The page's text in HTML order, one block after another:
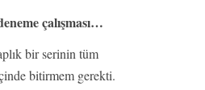
çalışması…
bir serinin tüm
bitirmem gerekti.